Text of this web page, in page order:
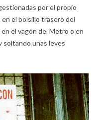
por el propio
el bolsillo trasero del
el vagón del Metro o en
soltando unas leves